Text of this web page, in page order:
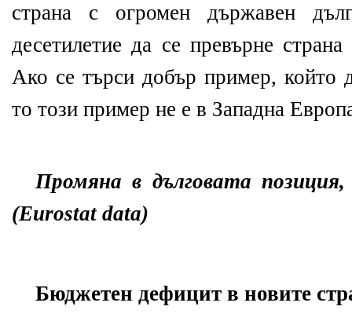
страна с огромен държавен
десетилетие да се превърне
Ако се търси добър пример, който
то този пример не е в Западна
Промяна в дълговата
(Eurostat data)
Бюджетен дефицит в новите